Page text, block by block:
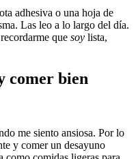
adhesiva o una hoja de
Las leo a lo largo del día.
que soy lista,
comer bien
me siento ansiosa. Por lo
y comer un desayuno